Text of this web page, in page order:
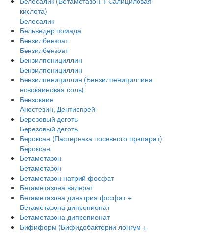
кислота)
Белосалик
Бельведер помада
Бензилбензоат
Бензилбензоат
Бензилпенициллин
Бензилпенициллин
Бензилпенициллин (Бензилпенициллина
новокаиновая соль)
Бензокаин
Анестезин, Дентиспрей
Березовый деготь
Березовый деготь
Бероксан (Пастернака посевного препарат)
Бероксан
Бетаметазон
Бетаметазон
Бетаметазон натрий фосфат
Бетаметазона валерат
Бетаметазона динатрия фосфат +
Бетаметазона дипропионат
Бетаметазона дипропионат
Бифиформ (Бифидобактерии лонгум +